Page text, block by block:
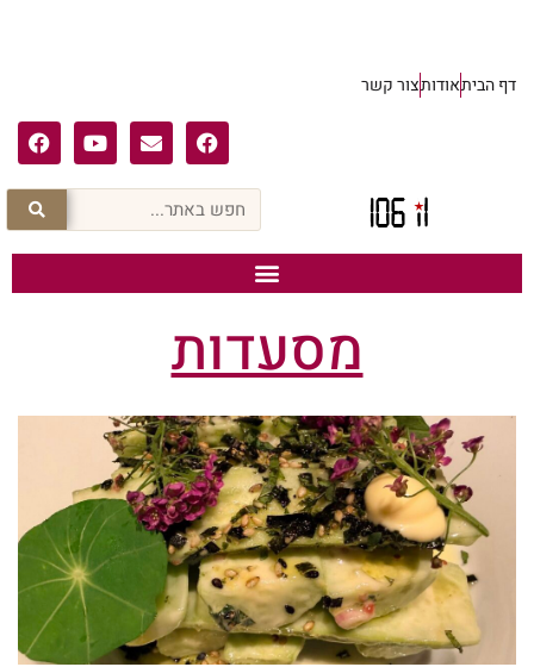
דף הביתאודותצור קשר
מסעדות